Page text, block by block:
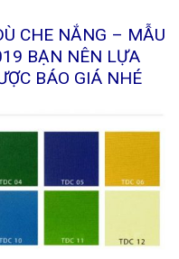
CHE NẮNG – MẪU
BẠN NÊN LỰA
BÁO GIÁ NHÉ